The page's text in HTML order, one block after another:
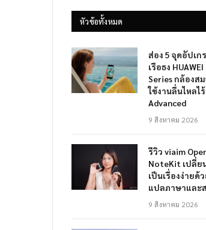
หัวข้อทั้งหมด
ส่อง 5 จุดอัปเ
เรือธง
Series กล้องส
ใช้งานลื่นไหลไ
Advanced
9 สิงหาคม 2026
รีวิว viaim
NoteKit เปลี่ย
เป็นเรื่องง่ายด้
แปลภาษาและ
9 สิงหาคม 2026